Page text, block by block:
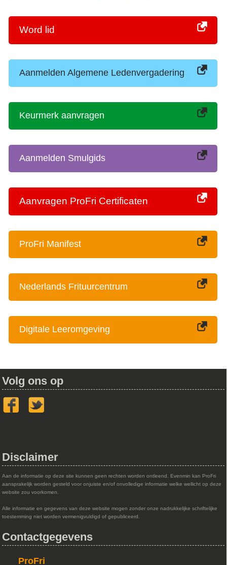
Word lid
Aanmelden Algemene Ledenvergadering
Keurmerk aanvragen
Aanmelden Smulgids
Aanvragen ProFri Certificaten
ProFri Manifest
Nederlands Frituurcentrum
Digitale Leeromgeving
Volg ons op
Disclaimer
Aan de informatie op deze site kunnen geen rechten worden ontleend. Evenmin kan ProFri
aansprakelijk worden gesteld voor onjuiste en/of onvolledige informatie welke wellicht op deze
website zou voorkomen.
Alle informatie en gegevens van deze website mogen zonder onze nadrukkelijke schriftelijke
toestemming niet worden vermenigvuldigd of gepubliceerd.
Contactgegevens
ProFri